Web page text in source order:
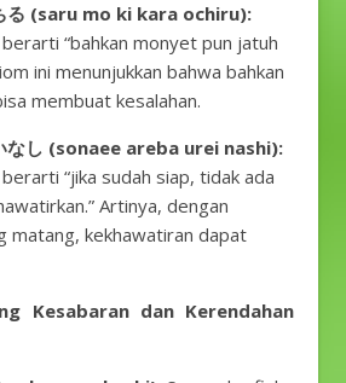
る (saru mo ki kara ochiru):
“bahkan monyet pun jatuh
ini menunjukkan bahwa bahkan
membuat kesalahan.
なし (sonaee areba urei nashi):
“jika sudah siap, tidak ada
Artinya, dengan
matang, kekhawatiran dapat
Kesabaran dan Kerendahan